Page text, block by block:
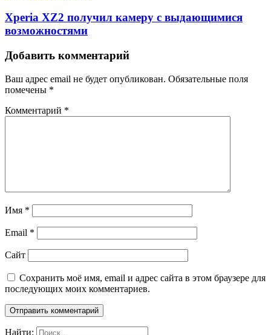
Xperia XZ2 получил камеру с выдающимися
возможностями
Добавить комментарий
Ваш адрес email не будет опубликован. Обязательные поля
помечены *
Комментарий *
Имя *
Email *
Сайт
Сохранить моё имя, email и адрес сайта в этом браузере для
последующих моих комментариев.
Найти: